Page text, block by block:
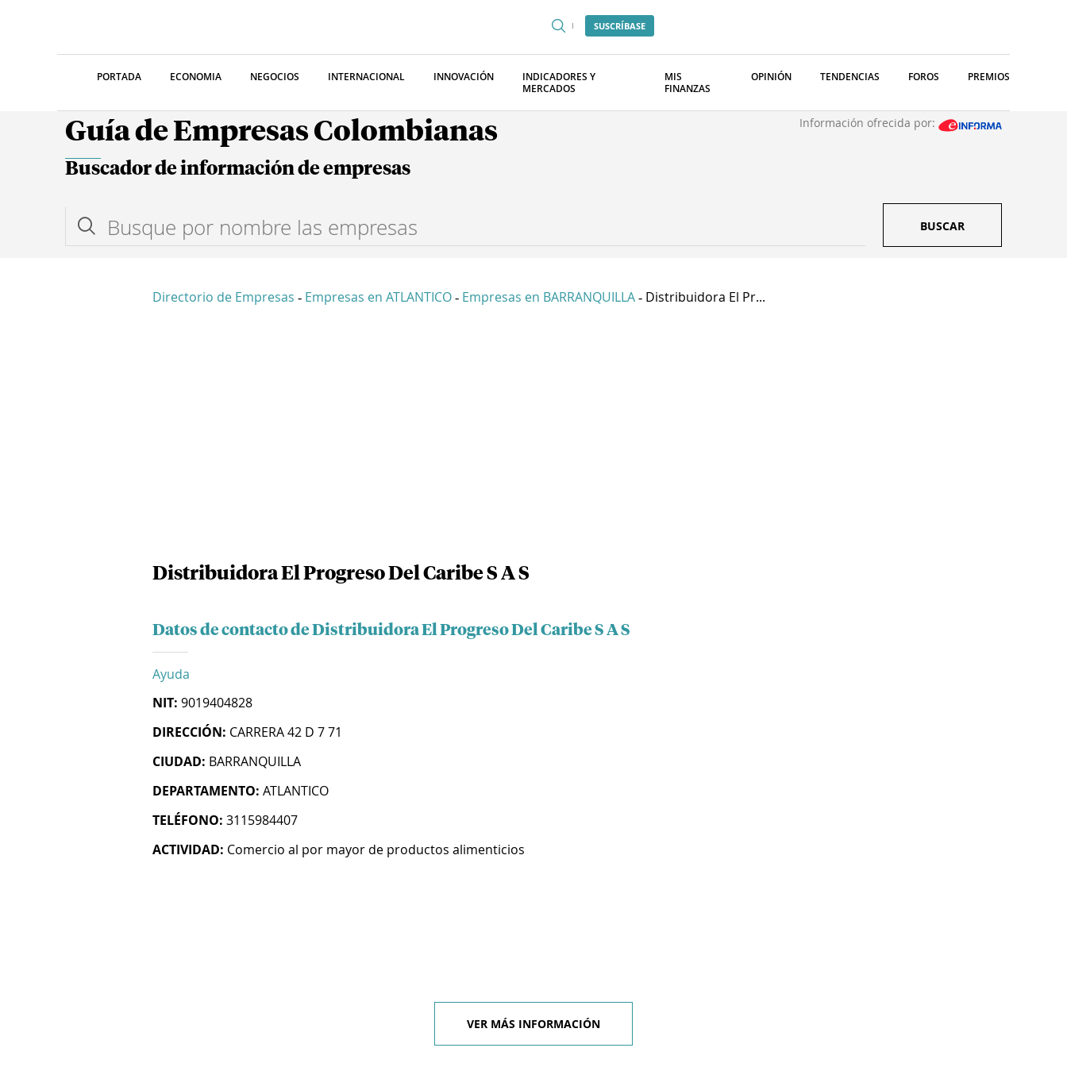
SUSCRÍBASE
PORTADA ECONOMIA NEGOCIOS INTERNACIONAL INNOVACIÓN
INDICADORES Y
MERCADOS
MIS
FINANZAS
OPINIÓN TENDENCIAS FOROS PREMIOS
Guía de Empresas Colombianas Información ofrecida por:
Buscador de información de empresas
BUSCAR
Directorio de Empresas - Empresas en ATLANTICO - Empresas en BARRANQUILLA - Distribuidora El Pr...
Distribuidora El Progreso Del Caribe S A S
Datos de contacto de Distribuidora El Progreso Del Caribe S A S
Ayuda
NIT: 9019404828
DIRECCIÓN: CARRERA 42 D 7 71
CIUDAD: BARRANQUILLA
DEPARTAMENTO: ATLANTICO
TELÉFONO: 3115984407
ACTIVIDAD: Comercio al por mayor de productos alimenticios
VER MÁS INFORMACIÓN